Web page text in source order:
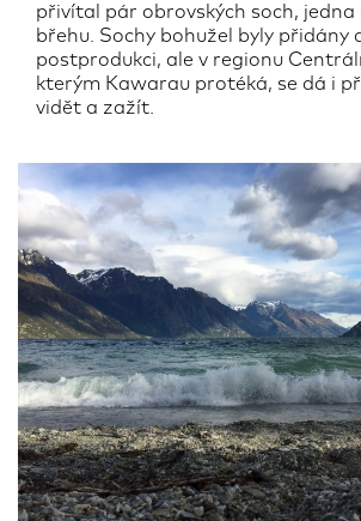
přivítal pár obrovských soch, jedna
břehu. Sochy bohužel byly přidány
postprodukci, ale v regionu
kterým Kawarau protéká, se dá i
vidět a zažít.